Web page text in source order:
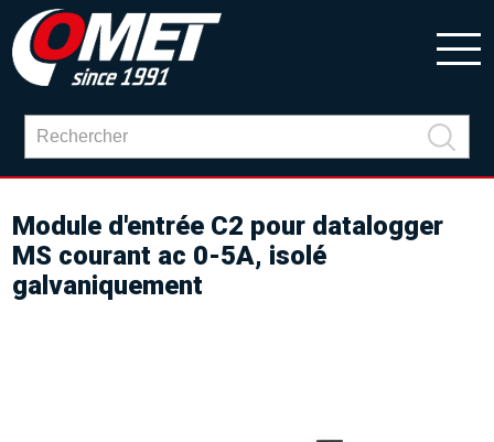
Module d'entrée C2 pour datalogger
MS courant ac 0-5A, isolé
galvaniquement